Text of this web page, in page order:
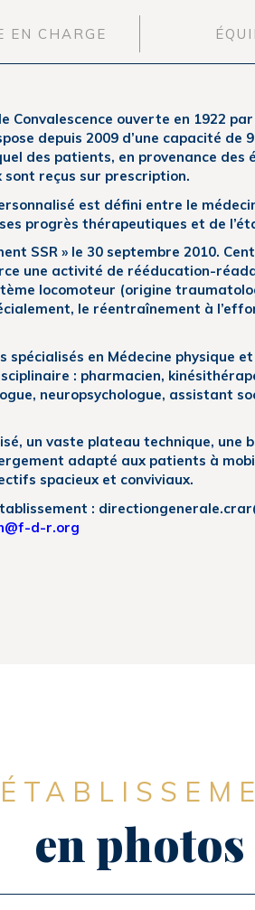
EN CHARGE
ouverte en 1922
depuis 2009 d’une capacité de
des patients, en provenance
reçus sur prescription.
est défini entre le
progrès thérapeutiques et de
SSR » le 30 septembre 2010.
une activité de rééducation-
locomoteur (origine
le réentraînement à
spécialisés en Médecine physique
: pharmacien,
neuropsychologue, assistant
un vaste plateau technique,
adapté aux patients à
spacieux et conviviaux.
:
d-r.org
en photos